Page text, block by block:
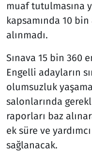
muaf tutulmasına
kapsamında 10
alınmadı.
Sınava 15 bin 360
Engelli adayların
olumsuzluk
salonlarında
raporları baz
ek süre ve
sağlanacak.